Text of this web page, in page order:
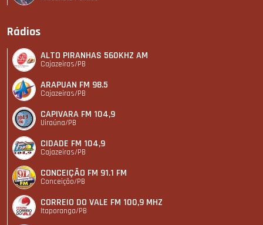
Rádios
ALTO PIRANHAS 560KHZ AM
Cajazeiras/PB
ARAPUAN FM 98.5
Cajazeiras/PB
CAPIVARA FM 104,9
Uiraúna/PB
CIDADE FM 104,9
Cajazeiras/PB
CONCEIÇÃO FM 91.1 FM
Conceição/PB
CORREIO DO VALE FM 100,9 MHZ
Itaporanga/PB